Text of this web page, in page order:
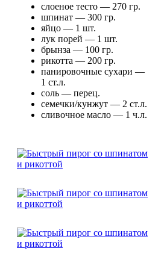
слоеное тесто — 270 гр.
шпинат — 300 гр.
яйцо — 1 шт.
лук порей — 1 шт.
брынза — 100 гр.
рикотта — 200 гр.
панировочные сухари —
1 ст.л.
соль — перец.
семечки/кунжут — 2 ст.л.
сливочное масло — 1 ч.л.